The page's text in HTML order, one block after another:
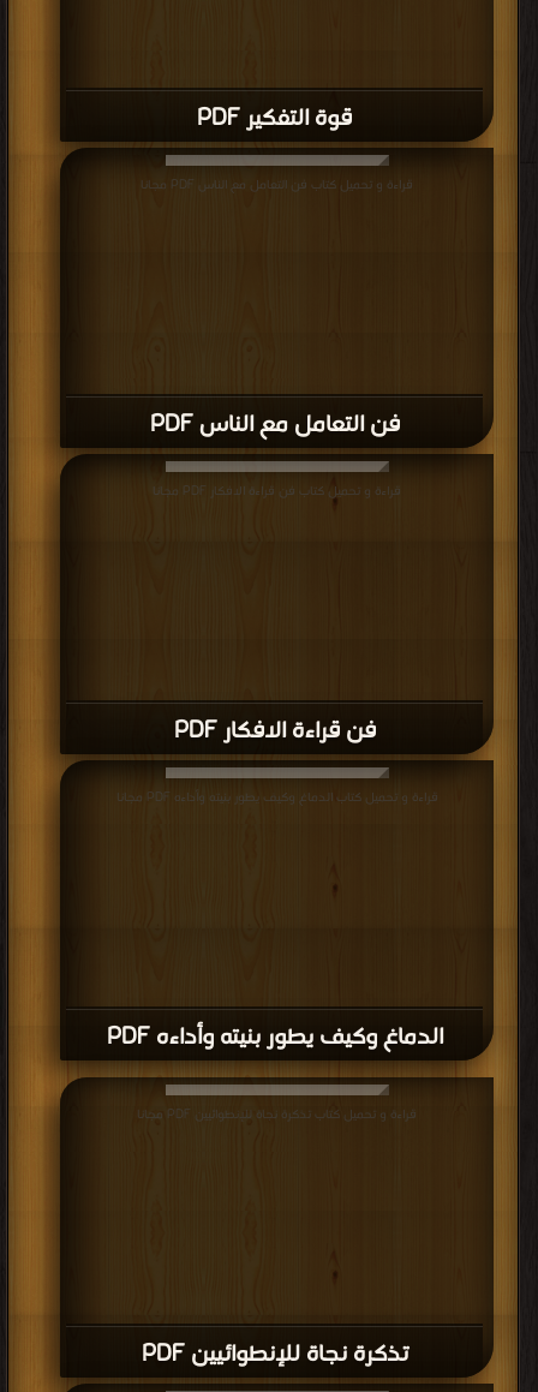
قوة التفكير PDF
فن التعامل مع الناس PDF
قراءة و تحميل كتاب فن التعامل مع الناس PDF مجانا
فن قراءة الافكار PDF
قراءة و تحميل كتاب فن قراءة الافكار PDF مجانا
الدماغ وكيف يطور بنيته وأداءه PDF
قراءة و تحميل كتاب الدماغ وكيف يطور بنيته وأداءه PDF مجانا
تذكرة نجاة للإنطوائيين PDF
قراءة و تحميل كتاب تذكرة نجاة للإنطوائيين PDF مجانا